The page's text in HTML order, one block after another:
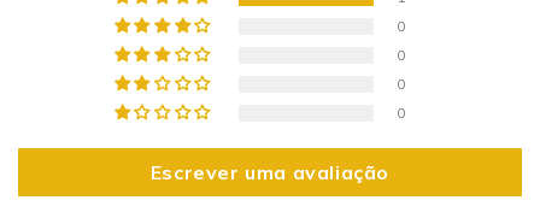
0
0
0
0
Escrever uma avaliação